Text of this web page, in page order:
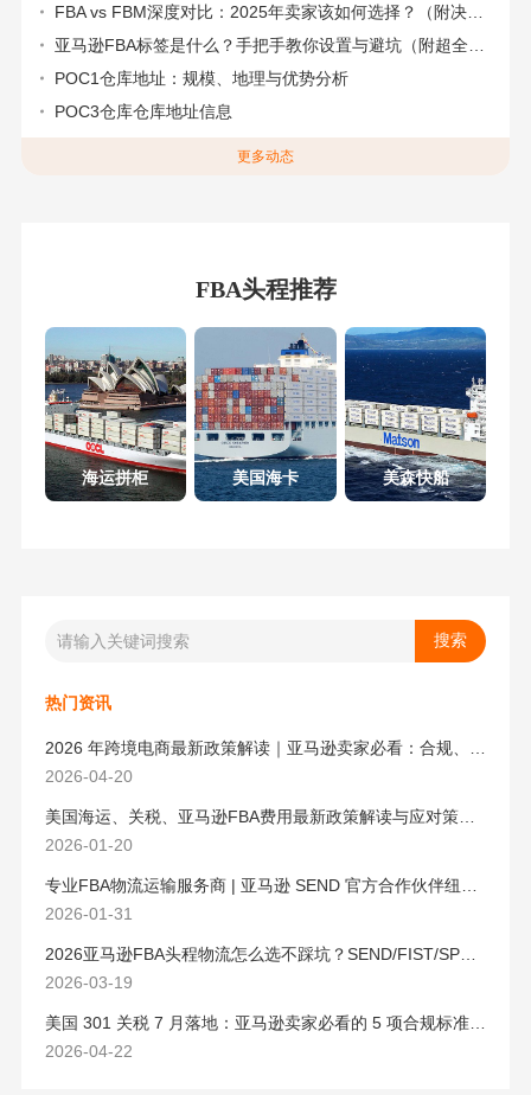
FBA vs FBM深度对比：2025年卖家该如何选择？（附决策流程图）
亚马逊FBA标签是什么？手把手教你设置与避坑（附超全指南）
POC1仓库地址：规模、地理与优势分析
POC3仓库仓库地址信息
更多动态
FBA头程推荐
海运拼柜 美国海卡 美森快船
热门资讯
2026-04-20
美国海运、关税、亚马逊FBA费用最新政策解读与应对策略（2026版）
2026-01-20
2026-01-31
2026亚马逊FBA头程物流怎么选不踩坑？SEND/FIST/SPN官方认证物流商，只有这家敢承诺“准达率第一”
2026-03-19
美国 301 关税 7 月落地：亚马逊卖家必看的 5 项合规标准与稳交付方案
2026-04-22